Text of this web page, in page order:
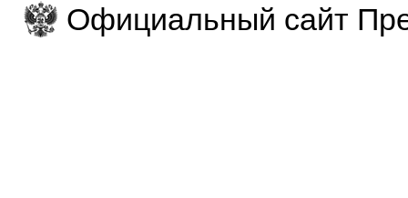
Официальный сайт